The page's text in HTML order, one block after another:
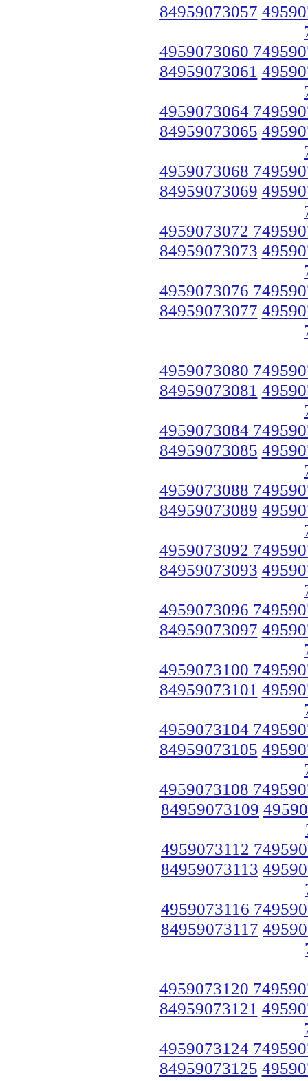
84959073057
4959073060
84959073061
4959073064
84959073065
4959073068
84959073069
4959073072
84959073073
4959073076
84959073077
4959073080
84959073081
4959073084
84959073085
4959073088
84959073089
4959073092
84959073093
4959073096
84959073097
4959073100
84959073101
4959073104
84959073105
4959073108
84959073109
4959073112
84959073113
4959073116
84959073117
4959073120
84959073121
4959073124
84959073125